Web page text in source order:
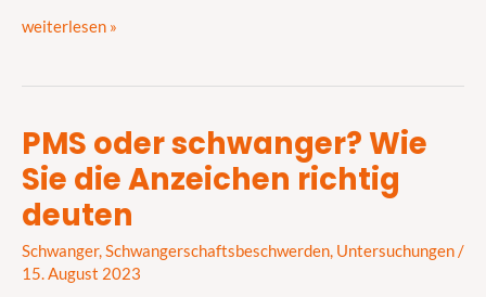
weiterlesen »
PMS oder schwanger? Wie
Sie die Anzeichen richtig
deuten
Schwanger,Schwangerschaftsbeschwerden, Untersuchungen/
15. August 2023
PMS
oder
Wie
Sie
die